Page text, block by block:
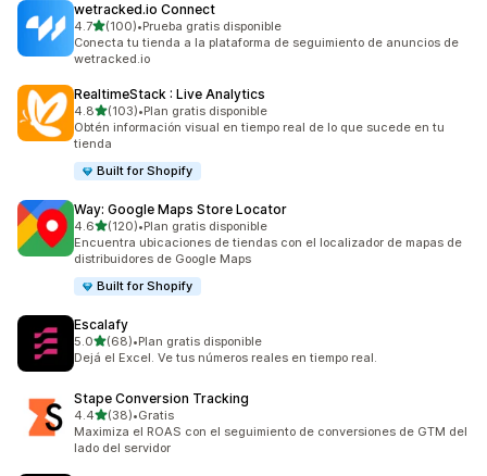
wetracked.io Connect
4.7de 5 estrellas
(100)
100 reseñas en total
•Prueba gratis disponible
Conecta tu tienda a la plataforma de seguimiento de anuncios de
wetracked.io
RealtimeStack : Live Analytics
4.8de 5 estrellas
(103)
103 reseñas en total
•Plan gratis disponible
Obtén información visual en tiempo real de lo que sucede en tu
tienda
Built for Shopify
Way: Google Maps Store Locator
4.6de 5 estrellas
(120)
120 reseñas en total
•Plan gratis disponible
Encuentra ubicaciones de tiendas con el localizador de mapas de
distribuidores de Google Maps
Built for Shopify
Escalafy
5.0de 5 estrellas
(68)
68 reseñas en total
•Plan gratis disponible
Dejá el Excel. Ve tus números reales en tiempo real.
Stape Conversion Tracking
4.4de 5 estrellas
(38)
38 reseñas en total
•Gratis
Maximiza el ROAS con el seguimiento de conversiones de GTM del
lado del servidor